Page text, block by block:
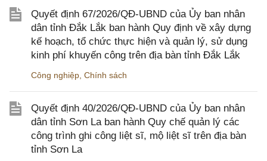
Quyết định 67/2026/QĐ-UBND của Ủy ban nhân
dân tỉnh Đắk Lắk ban hành Quy định về xây dựng
kế hoạch, tổ chức thực hiện và quản lý, sử dụng
kinh phí khuyến công trên địa bàn tỉnh Đắk Lắk
Công nghiệp, Chính sách
Quyết định 40/2026/QĐ-UBND của Ủy ban nhân
dân tỉnh Sơn La ban hành Quy chế quản lý các
công trình ghi công liệt sĩ, mộ liệt sĩ trên địa bàn
tỉnh Sơn La